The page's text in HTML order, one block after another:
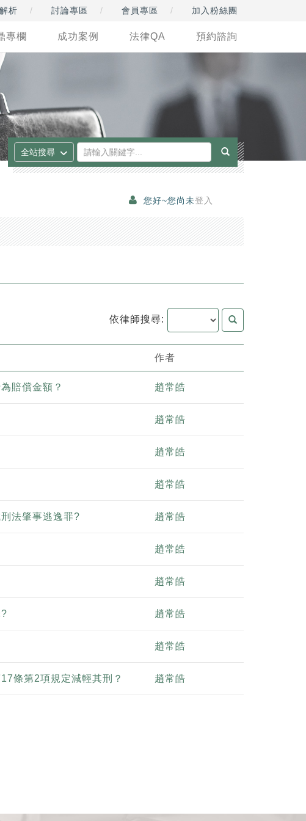
析 討論專區 會員專區 加入粉絲團
專欄 成功案例 法律QA 預約諮詢
您好~您尚未登入
依律師搜尋:
作者
賠償金額？ 趙常皓
趙常皓
趙常皓
趙常皓
法肇事逃逸罪? 趙常皓
趙常皓
趙常皓
趙常皓
趙常皓
條第2項規定減輕其刑？ 趙常皓